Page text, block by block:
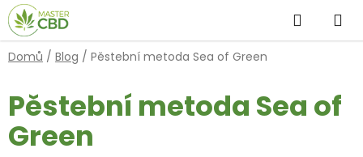
Přejít na obsah Hledat
Domů / Blog / Pěstební metoda Sea of Green
Pěstební metoda Sea of
Green